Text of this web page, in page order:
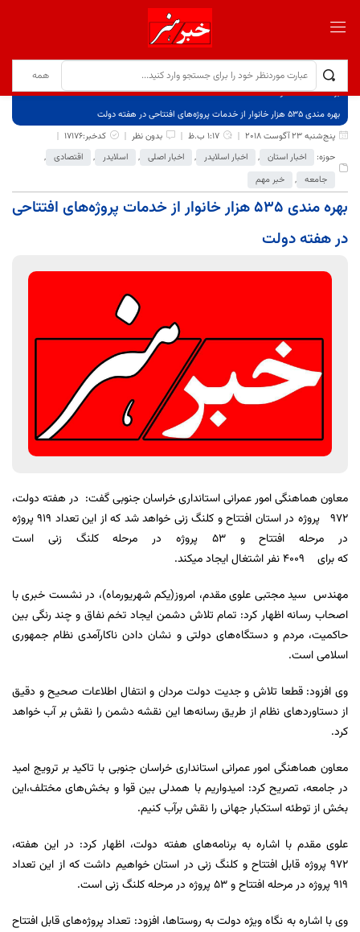
برگ نخست
نوشته‌ها
بهره مندی 535 هزار خانوار از خدمات پروژه‌های افتتاحی در هفته دولت
پنج‌شنبه 23 آگوست 2018
1:17 ب.ظ بدون نظر
کدخبر:17176
حوزه:
اخبار استان , اخبار اسلایدر , اخبار اصلی , اسلایدر , اقتصادی ,
جامعه , خبر مهم
بهره مندی 535 هزار خانوار از خدمات پروژه‌های افتتاحی
در هفته دولت
معاون هماهنگی امور عمرانی استانداری خراسان جنوبی گفت: در هفته دولت،
972 پروژه در استان افتتاح و کلنگ زنی خواهد شد که از این تعداد ۹۱۹ پروژه
در مرحله افتتاح و ۵۳ پروژه در مرحله کلنگ زنی است
که برای ۴۰۰۹ نفر اشتغال ایجاد میکند.
مهندس سید مجتبی علوی مقدم، امروز(یکم شهریورماه)، در نشست خبری با
اصحاب رسانه اظهار کرد: تمام تلاش دشمن ایجاد تخم نفاق و چند رنگی بین
حاکمیت، مردم و دستگاه‌های دولتی و نشان دادن ناکارآمدی نظام جمهوری
اسلامی است.
وی افزود: قطعا تلاش و جدیت دولت مردان و انتفال اطلاعات صحیح و دقیق
از دستاوردهای نظام از طریق رسانه‌ها این نقشه دشمن را نقش بر آب خواهد
کرد.
معاون هماهنگی امور عمرانی استانداری خراسان جنوبی با تاکید بر ترویج امید
در جامعه، تصریح کرد: امیدواریم با همدلی بین قوا و بخش‌های مختلف،این
بخش از توطئه استکبار جهانی را نقش برآب کنیم.
علوی مقدم با اشاره به برنامه‌های هفته دولت، اظهار کرد: در این هفته،
972 پروژه قابل افتتاح و کلنگ زنی در استان خواهیم داشت که از این تعداد
۹۱۹ پروژه در مرحله افتتاح و ۵۳ پروژه در مرحله کلنگ زنی است.
وی با اشاره به نگاه ویژه دولت به روستاها، افزود: تعداد پروژه‌های قابل افتتاح